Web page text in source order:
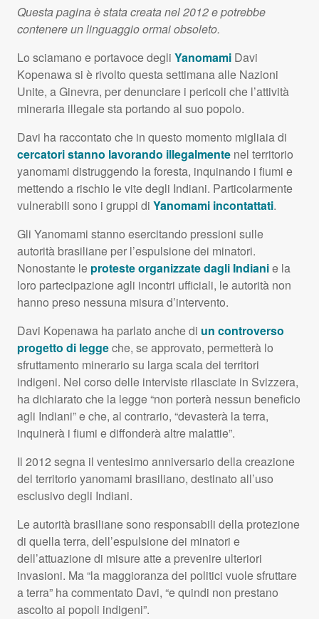
Questa pagina è stata creata nel 2012 e potrebbe
contenere un linguaggio ormai obsoleto.
Lo sciamano e portavoce degli Yanomami Davi
Kopenawa si è rivolto questa settimana alle Nazioni
Unite, a Ginevra, per denunciare i pericoli che l’attività
mineraria illegale sta portando al suo popolo.
Davi ha raccontato che in questo momento migliaia di
cercatori stanno lavorando illegalmente nel territorio
yanomami distruggendo la foresta, inquinando i fiumi e
mettendo a rischio le vite degli Indiani. Particolarmente
vulnerabili sono i gruppi di Yanomami incontattati.
Gli Yanomami stanno esercitando pressioni sulle
autorità brasiliane per l’espulsione dei minatori.
Nonostante le proteste organizzate dagli Indianie la
loro partecipazione agli incontri ufficiali, le autorità non
hanno preso nessuna misura d’intervento.
Davi Kopenawa ha parlato anche di un controverso
progetto di leggeche, se approvato, permetterà lo
sfruttamento minerario su larga scala dei territori
indigeni. Nel corso delle interviste rilasciate in Svizzera,
ha dichiarato che la legge “non porterà nessun beneficio
agli Indiani” e che, al contrario, “devasterà la terra,
inquinerà i fiumi e diffonderà altre malattie”.
Il 2012 segna il ventesimo anniversario della creazione
del territorio yanomami brasiliano, destinato all’uso
esclusivo degli Indiani.
Le autorità brasiliane sono responsabili della protezione
di quella terra, dell’espulsione dei minatori e
dell’attuazione di misure atte a prevenire ulteriori
invasioni. Ma “la maggioranza dei politici vuole sfruttare
a terra” ha commentato Davi, “e quindi non prestano
ascolto ai popoli indigeni”.